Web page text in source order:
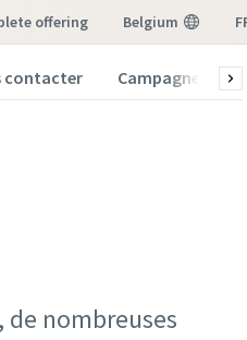
offering Belgium
contacter Campagnes
de nombreuses